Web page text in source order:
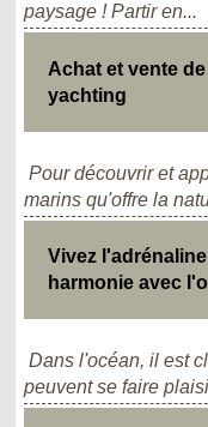
paysage ! Partir en...
Achat et vente
yachting
Pour découvrir et
marins qu'offre la
Vivez
harmonie avec
Dans l'océan, il est
peuvent se faire